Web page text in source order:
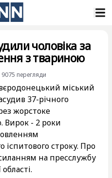
чоловіка за
з твариною
9075 перегляди
міський
37-річного
жорстоке
Вирок - 2 роки
іспитового строку. Про
на пресслужбу